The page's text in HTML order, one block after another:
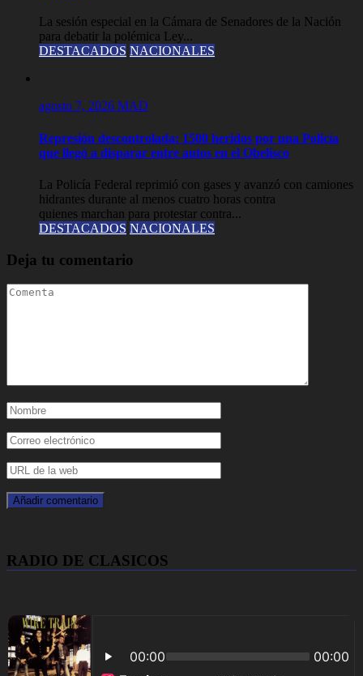
La sesión especial en la Cámara de Senadores de la Nación
para debatir la polémica Ley...
DESTACADOS NACIONALES
agosto 7, 2026 MAD
Represión descontrolada: 1500 heridos por una Policía
que llegó a disparar entre autos en el Obelisco
La Policía Federal reprimió con gases y avanzó con camiones
hidrantes durante al menos cuatro horas contra
quienes marchan para protestar contra...
DESTACADOS NACIONALES
Deja tu comentario
RADIO DE CLASICOS